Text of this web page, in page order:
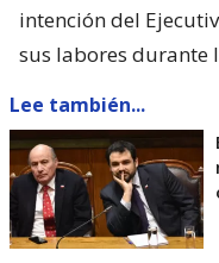
intención del
sus labores durante
Lee también...